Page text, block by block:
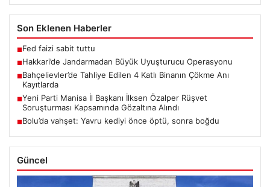
Son Eklenen Haberler
■Fed faizi sabit tuttu
■Hakkari’de Jandarmadan Büyük Uyuşturucu Operasyonu
■Bahçelievler’de Tahliye Edilen 4 Katlı Binanın Çökme Anı
Kayıtlarda
■Yeni Parti Manisa İl Başkanı İlksen Özalper Rüşvet
Soruşturması Kapsamında Gözaltına Alındı
■Bolu’da vahşet: Yavru kediyi önce öptü, sonra boğdu
Güncel